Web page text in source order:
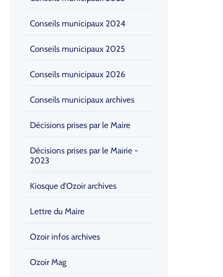
Conseils municipaux 2024
Conseils municipaux 2025
Conseils municipaux 2026
Conseils municipaux archives
Décisions prises par le Maire
Décisions prises par le Mairie -
2023
Kiosque d'Ozoir archives
Lettre du Maire
Ozoir infos archives
Ozoir Mag